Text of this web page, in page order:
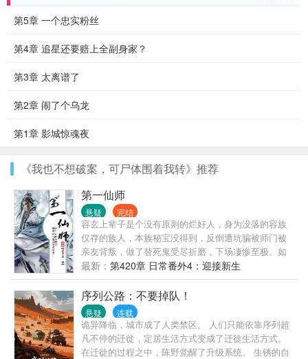
第5章 一个忠实粉丝
第4章 追星还要赔上全副身家？
第3章 太离谱了
第2章 闹了个乌龙
第1章 影城惊魂夜
《我也不想破案，可尸体围着我转》推荐
第一仙师
悬疑 完结
容玄上辈子是个没有原则的烂好人，身为没落的容族
仅存的族人，本族秘宝没得到，反倒遭坑骗被师门被
亲友背叛，做了替死鬼受尽折磨，下场凄惨至极。如
今重活一次，容玄心性大变冷酷无情，最后……纹布
阵，兽宠无敌手握逆天功法，回归仙宗必将扶摇直
上，人人畏惧！简单版：主角重生狂虐一堆渣，顺便
收了上辈子的同好（故友）为徒，并自幼言（（（
（教他做人！剧情上：这是个当好人没好报，当坏人
终成第一仙师的修炼升级励志爽文。感情上：这是
个‘冷血坏师父想把好人徒弟教成没良心的坏蛋报复师
最新： 第420章 日常番外4：迎接新生
序列公路：不要掉队！
悬疑 连载
诡异降临，城市成了人类禁区。 人们只能依靠序列超
凡不停的迁徙，定居生活方式变成了迁徙生活方式。
在迁徙的过程之中，陈野觉醒了升级系统。 生锈的自